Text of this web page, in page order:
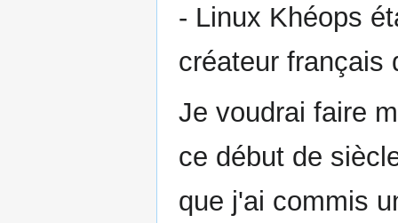
- Linux Khéops
créateur français
Je voudrai faire
ce début de
que j'ai commis